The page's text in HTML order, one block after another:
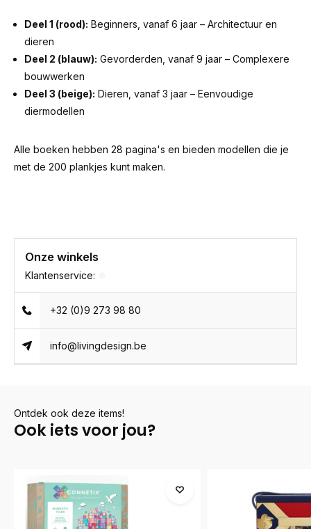
Deel 1 (rood): Beginners, vanaf 6 jaar – Architectuur en
dieren
Deel 2 (blauw): Gevorderden, vanaf 9 jaar – Complexere
bouwwerken
Deel 3 (beige): Dieren, vanaf 3 jaar – Eenvoudige
diermodellen
Alle boeken hebben 28 pagina's en bieden modellen die je
met de 200 plankjes kunt maken.
Onze winkels
Klantenservice:
+32 (0)9 273 98 80
info@livingdesign.be
Ontdek ook deze items!
Ook iets voor jou?